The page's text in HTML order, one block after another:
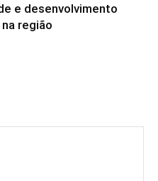
e desenvolvimento
região